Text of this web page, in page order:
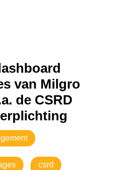
van Milgro
de CSRD
csrd